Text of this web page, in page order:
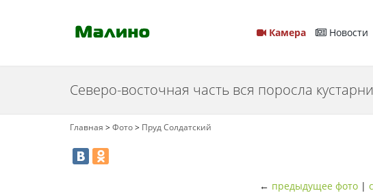
Камера Новости
Северо-восточная часть вся поросла
Главная >Фото> Пруд Солдатский
← предыдущее фото|